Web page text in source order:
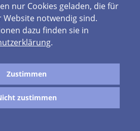
nur Cookies geladen, die für
Website notwendig sind.
dazu finden sie in
.
Zustimmen
zustimmen